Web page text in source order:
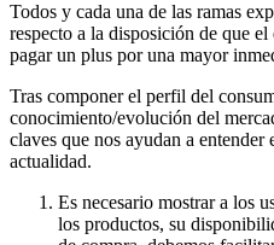
Todos y cada una de las ramas
respecto a la disposición de que
pagar un plus por una mayor
Tras componer el perfil del
conocimiento/evolución del
claves que nos ayudan a
actualidad.
Es necesario mostrar a los
los productos, su